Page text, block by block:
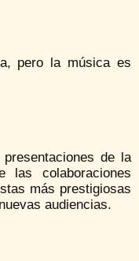
pero la música es
de la
las colaboraciones
más prestigiosas
audiencias.